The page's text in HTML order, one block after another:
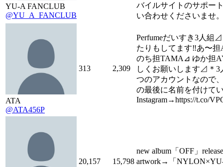
YU-A FANCLUB
@YU_A_FANCLUB
バイルサイトのサポー
い合わせくださいませ
ATA
@ATA456P
313 2,309
Perfumeだいすき3人
たりもしてます‼あ〜
のち担TAMA⊿ ゆか担
しくお願いします⊿＊3
つのアカウントなので
の最後に名前を付けて
Instagram→https://t.co/
20,157 15,798
new album「OFF」
artwork→「